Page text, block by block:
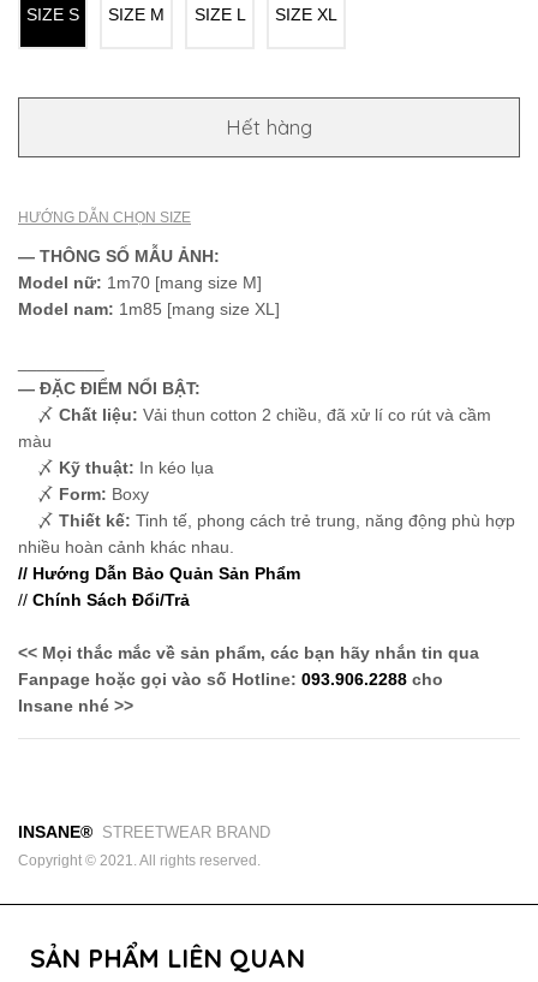
SIZE S SIZE M SIZE L SIZE XL
Hết hàng
HƯỚNG DẪN CHỌN SIZE
— THÔNG SỐ MẪU ẢNH:
Model nữ: 1m70 [mang size M]
Model nam: 1m85 [mang size XL]
— ĐẶC ĐIỂM NỔI BẬT:
〆 Chất liệu: Vải thun cotton 2 chiều, đã xử lí co rút và cầm
màu
〆 Kỹ thuật: In kéo lụa
〆 Form: Boxy
〆 Thiết kế: Tinh tế, phong cách trẻ trung, năng động phù hợp
nhiều hoàn cảnh khác nhau.
// Hướng Dẫn Bảo Quản Sản Phẩm
// Chính Sách Đổi/Trả
<< Mọi thắc mắc về sản phẩm, các bạn hãy nhắn tin qua
Fanpage hoặc gọi vào số Hotline: 093.906.2288 cho
Insane nhé >>
INSANE® STREETWEAR BRAND
Copyright © 2021. All rights reserved.
SẢN PHẨM LIÊN QUAN